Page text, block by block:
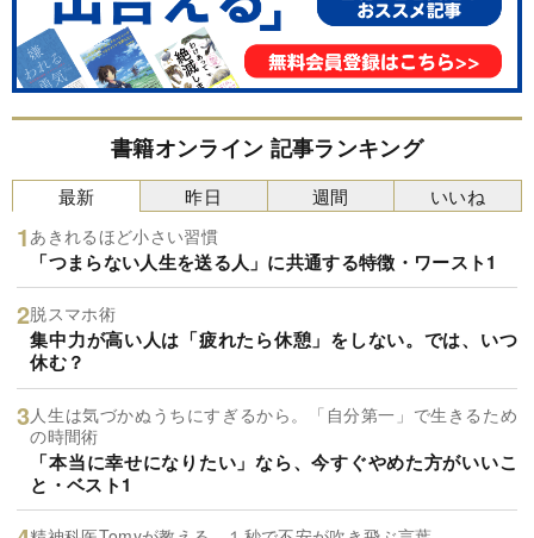
書籍オンライン 記事ランキング
最新
あきれるほど小さい習慣
「つまらない人生を送る人」に共通する特徴・ワースト1
脱スマホ術
集中力が高い人は「疲れたら休憩」をしない。では、いつ
休む？
人生は気づかぬうちにすぎるから。「自分第一」で生きるため
の時間術
「本当に幸せになりたい」なら、今すぐやめた方がいいこ
と・ベスト1
昨日 週間 いいね